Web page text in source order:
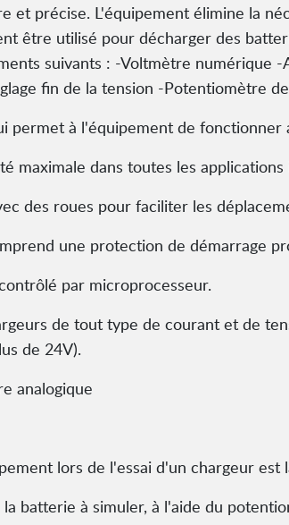
et précise. L'équipement élimine la
être utilisé pour décharger des
suivants : -Voltmètre numérique
fin de la tension -Potentiomètre
permet à l'équipement de
maximale dans toutes les applications
des roues pour faciliter les
une protection de démarrage
par microprocesseur.
de tout type de courant et de
de 24V).
analogique
lors de l'essai d'un chargeur est
batterie à simuler, à l'aide du